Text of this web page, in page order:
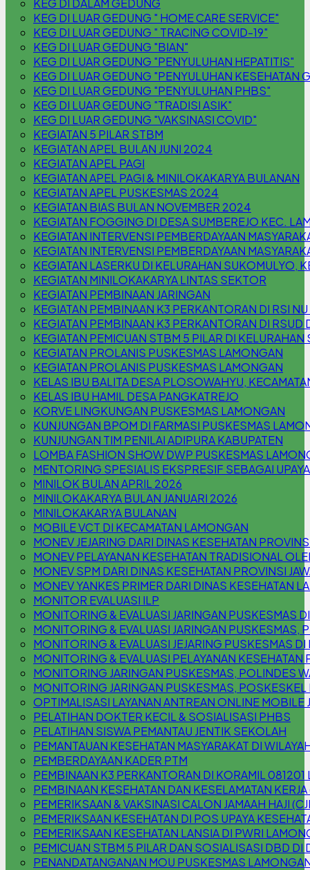
KEG DI DALAM GEDUNG
KEG DI LUAR GEDUNG " HOME CARE SERVICE"
KEG DI LUAR GEDUNG " TRACING COVID-19"
KEG DI LUAR GEDUNG "BIAN"
KEG DI LUAR GEDUNG "PENYULUHAN HEPATITIS"
KEG DI LUAR GEDUNG "PENYULUHAN KESEHATAN
KEG DI LUAR GEDUNG "PENYULUHAN PHBS"
KEG DI LUAR GEDUNG "TRADISI ASIK"
KEG DI LUAR GEDUNG "VAKSINASI COVID"
KEGIATAN 5 PILAR STBM
KEGIATAN APEL BULAN JUNI 2024
KEGIATAN APEL PAGI
KEGIATAN APEL PAGI & MINILOKAKARYA BULANAN
KEGIATAN APEL PUSKESMAS 2024
KEGIATAN BIAS BULAN NOVEMBER 2024
KEGIATAN FOGGING DI DESA SUMBEREJO KEC.
KEGIATAN INTERVENSI PEMBERDAYAAN
KEGIATAN INTERVENSI PEMBERDAYAAN
KEGIATAN LASERKU DI KELURAHAN SUKOMULYO,
KEGIATAN MINILOKAKARYA LINTAS SEKTOR
KEGIATAN PEMBINAAN JARINGAN
KEGIATAN PEMBINAAN K3 PERKANTORAN DI RSI
KEGIATAN PEMBINAAN K3 PERKANTORAN DI
KEGIATAN PEMICUAN STBM 5 PILAR DI
KEGIATAN PROLANIS PUSKESMAS LAMONGAN
KEGIATAN PROLANIS PUSKESMAS LAMONGAN
KELAS IBU BALITA DESA PLOSOWAHYU,
KELAS IBU HAMIL DESA PANGKATREJO
KORVE LINGKUNGAN PUSKESMAS LAMONGAN
KUNJUNGAN BPOM DI FARMASI PUSKESMAS
KUNJUNGAN TIM PENILAI ADIPURA KABUPATEN
LOMBA FASHION SHOW DWP PUSKESMAS
MENTORING SPESIALIS EKSPRESIF SEBAGAI
MINILOK BULAN APRIL 2026
MINILOKAKARYA BULAN JANUARI 2026
MINILOKAKARYA BULANAN
MOBILE VCT DI KECAMATAN LAMONGAN
MONEV JEJARING DARI DINAS KESEHATAN
MONEV PELAYANAN KESEHATAN TRADISIONAL
MONEV SPM DARI DINAS KESEHATAN PROVINSI
MONEV YANKES PRIMER DARI DINAS KESEHATAN
MONITOR EVALUASI ILP
MONITORING & EVALUASI JARINGAN PUSKESMAS
MONITORING & EVALUASI JARINGAN PUSKESMAS,
MONITORING & EVALUASI JEJARING PUSKESMAS
MONITORING & EVALUASI PELAYANAN KESEHATAN
MONITORING JARINGAN PUSKESMAS, POLINDES
MONITORING JARINGAN PUSKESMAS,
OPTIMALISASI LAYANAN ANTREAN ONLINE MOBILE
PELATIHAN DOKTER KECIL & SOSIALISASI PHBS
PELATIHAN SISWA PEMANTAU JENTIK SEKOLAH
PEMANTAUAN KESEHATAN MASYARAKAT DI
PEMBERDAYAAN KADER PTM
PEMBINAAN K3 PERKANTORAN DI KORAMIL 081201
PEMBINAAN KESEHATAN DAN KESELAMATAN
PEMERIKSAAN & VAKSINASI CALON JAMAAH HAJI
PEMERIKSAAN KESEHATAN DI POS UPAYA
PEMERIKSAAN KESEHATAN LANSIA DI PWRI
PEMICUAN STBM 5 PILAR DAN SOSIALISASI DBD DI
PENANDATANGANAN MOU PUSKESMAS